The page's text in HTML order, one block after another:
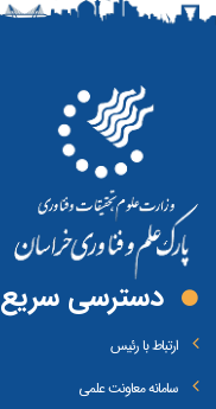
دسترسی سریع
ارتباط با رئیس
سامانه معاونت علمی